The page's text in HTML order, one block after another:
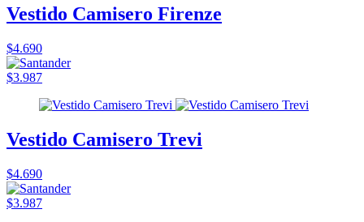
Vestido Camisero Firenze
$4.690
$3.987
Vestido Camisero Trevi
$4.690
$3.987